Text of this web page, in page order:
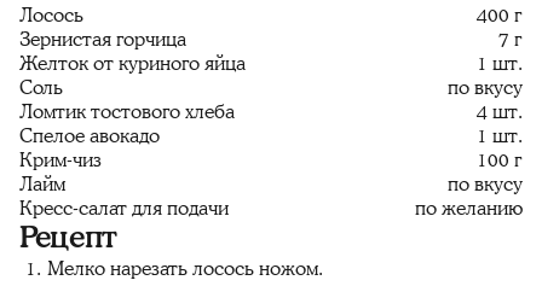
Лосось
400 г
Зернистая горчица
7 г
Желток от куриного яйца
1 шт.
Соль
по вкусу
Ломтик тостового хлеба
4 шт.
Спелое авокадо
1 шт.
Крим-чиз
100 г
Лайм
по вкусу
Кресс-салат для подачи
по желанию
Рецепт
Мелко нарезать лосось ножом.